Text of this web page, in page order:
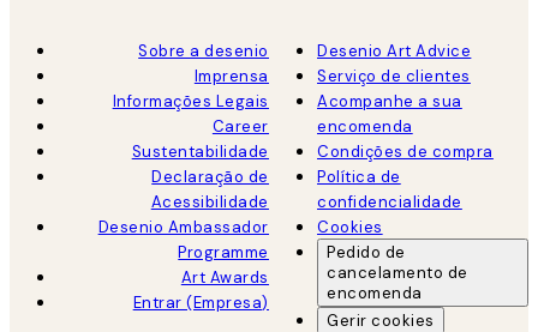
Sobre a desenio
Imprensa
Informações Legais
Career
Sustentabilidade
Declaração de
Acessibilidade
Desenio Ambassador
Programme
Art Awards
Entrar (Empresa)
Desenio Art Advice
Serviço de clientes
Acompanhe a sua
encomenda
Condições de compra
Política de
confidencialidade
Cookies
Pedido de
cancelamento de
encomenda
Gerir cookies